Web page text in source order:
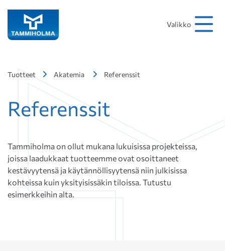
Valikko
Tuotteet Akatemia Referenssit
Referenssit
Tammiholma on ollut mukana lukuisissa projekteissa,
joissa laadukkaat tuotteemme ovat osoittaneet
kestävyytensä ja käytännöllisyytensä niin julkisissa
kohteissa kuin yksityisissäkin tiloissa. Tutustu
esimerkkeihin alta.